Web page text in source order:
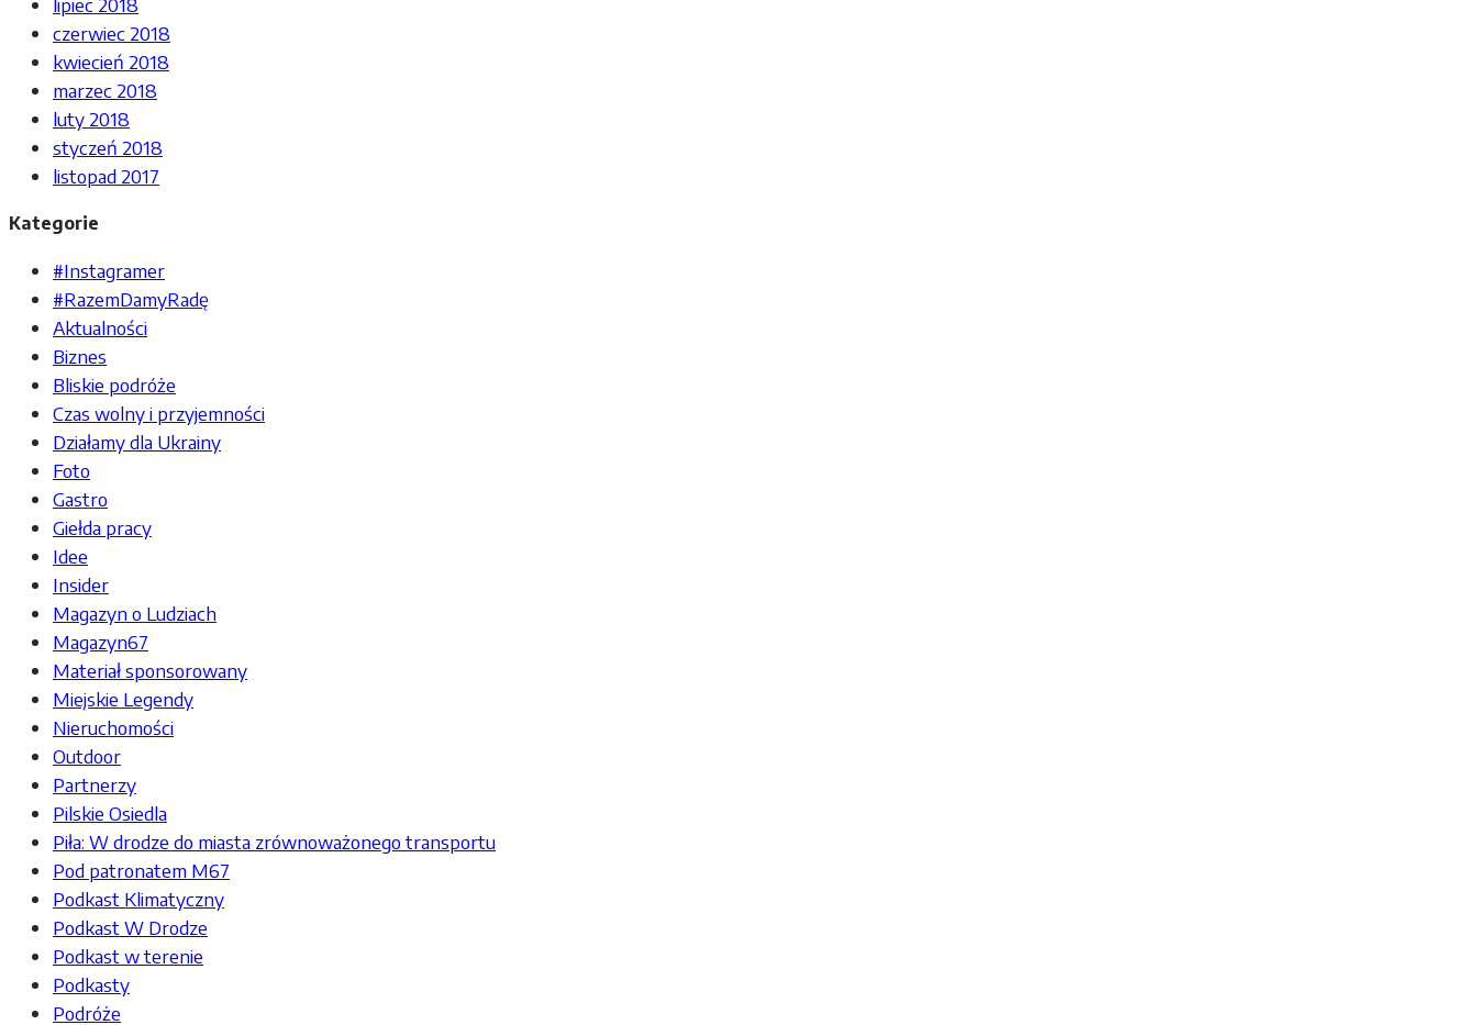
czerwiec 2018
kwiecień 2018
marzec 2018
luty 2018
styczeń 2018
listopad 2017
Kategorie
#Instagramer
#RazemDamyRadę
Aktualności
Biznes
Bliskie podróże
Czas wolny i przyjemności
Działamy dla Ukrainy
Foto
Gastro
Giełda pracy
Idee
Insider
Magazyn o Ludziach
Magazyn67
Materiał sponsorowany
Miejskie Legendy
Nieruchomości
Outdoor
Partnerzy
Pilskie Osiedla
Piła: W drodze do miasta zrównoważonego transportu
Pod patronatem M67
Podkast Klimatyczny
Podkast W Drodze
Podkast w terenie
Podkasty
Podróże